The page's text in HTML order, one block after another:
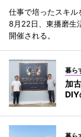
仕事で培ったスキ
8月22日、東播磨生
開催される。
暮ら
加
DIY